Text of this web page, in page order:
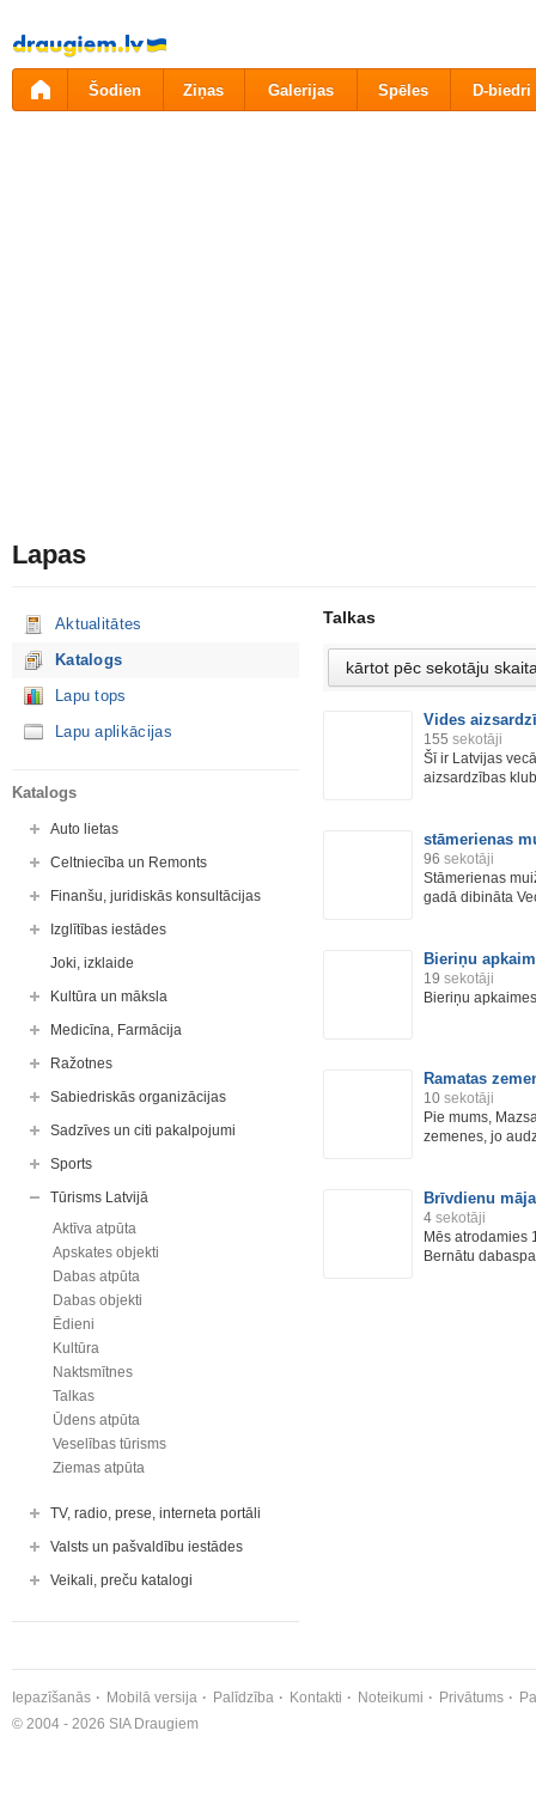
Pāriet
uz
saturu
Šodien Ziņas Galerijas Spēles D-biedri
Lapas
Aktualitātes
Katalogs
Lapu tops
Lapu aplikācijas
Katalogs
Auto lietas
Celtniecība un Remonts
Finanšu, juridiskās konsultācijas
Izglītības iestādes
Joki, izklaide
Kultūra un māksla
Medicīna, Farmācija
Ražotnes
Sabiedriskās organizācijas
Sadzīves un citi pakalpojumi
Sports
Tūrisms Latvijā
Aktīva atpūta
Apskates objekti
Dabas atpūta
Dabas objekti
Ēdieni
Kultūra
Naktsmītnes
Talkas
Ūdens atpūta
Veselības tūrisms
Ziemas atpūta
TV, radio, prese, interneta portāli
Valsts un pašvaldību iestādes
Veikali, preču katalogi
Talkas
Vides
155 sekotāji
Šī ir Latvijas
aizsardzības
stāmerienas
96 sekotāji
Stāmerienas
gadā dibināta
Bieriņu
19 sekotāji
Bieriņu
Ramatas
10 sekotāji
Pie mums,
zemenes, jo
Brīvdienu
4 sekotāji
Mēs atrodamies
Bernātu
Iepazīšanās Mobilā versija Palīdzība Kontakti Noteikumi Privātums
© 2004 - 2026 SIA Draugiem